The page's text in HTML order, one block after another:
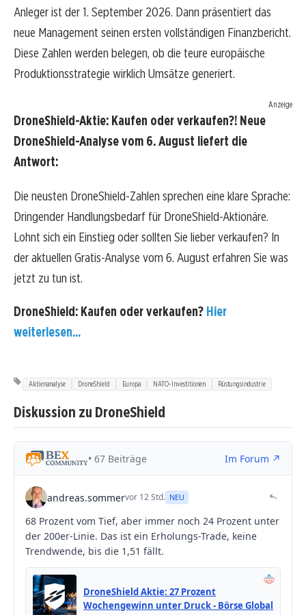
Anleger ist der 1. September 2026. Dann präsentiert das
neue Management seinen ersten vollständigen Finanzbericht.
Diese Zahlen werden belegen, ob die teure europäische
Produktionsstrategie wirklich Umsätze generiert.
Anzeige
DroneShield-Aktie: Kaufen oder verkaufen?! Neue
DroneShield-Analyse vom 6. August liefert die
Antwort:
Die neusten DroneShield-Zahlen sprechen eine klare Sprache:
Dringender Handlungsbedarf für DroneShield-Aktionäre.
Lohnt sich ein Einstieg oder sollten Sie lieber verkaufen? In
der aktuellen Gratis-Analyse vom 6. August erfahren Sie was
jetzt zu tun ist.
DroneShield: Kaufen oder verkaufen? Hier
weiterlesen...
Aktienanalyse DroneShield Europa NATO-Investitionen Rüstungsindustrie
Diskussion zu DroneShield